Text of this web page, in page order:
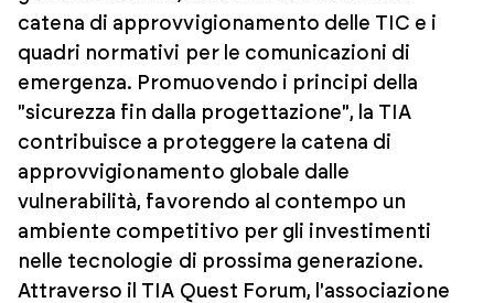
catena di approvvigionamento delle TIC e i
quadri normativi per le comunicazioni di
emergenza. Promuovendo i principi della
"sicurezza fin dalla progettazione", la TIA
contribuisce a proteggere la catena di
approvvigionamento globale dalle
vulnerabilità, favorendo al contempo un
ambiente competitivo per gli investimenti
nelle tecnologie di prossima generazione.
Attraverso il TIA Quest Forum, l'associazione